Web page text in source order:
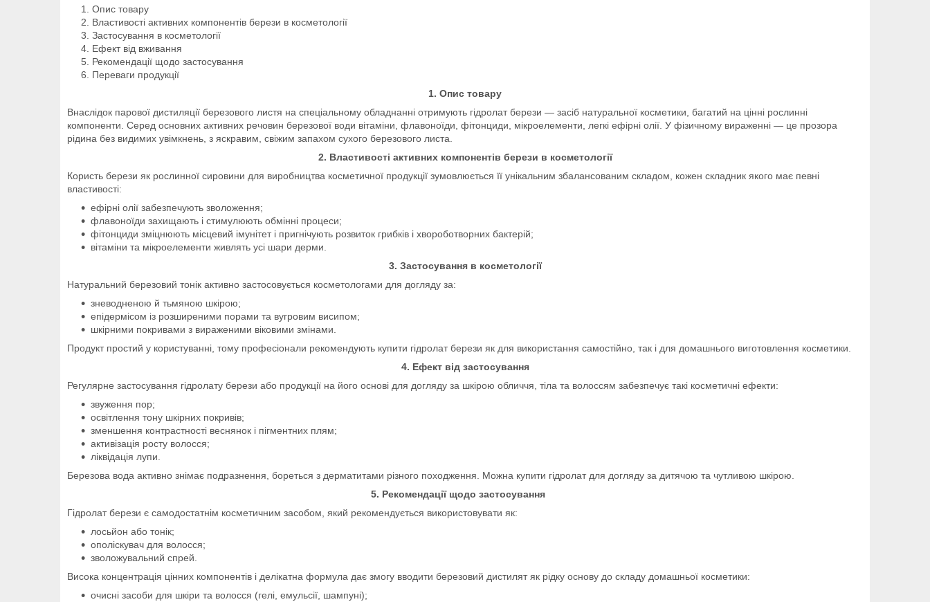
Опис товару
Властивості активних компонентів берези в косметології
Застосування в косметології
Ефект від вживання
Рекомендації щодо застосування
Переваги продукції
1. Опис товару
Внаслідок парової дистиляції березового листя на спеціальному обладнанні отримують гідролат берези — засіб натуральної косметики, багатий на цінні рослинні
компоненти. Серед основних активних речовин березової води вітаміни, флавоноїди, фітонциди, мікроелементи, легкі ефірні олії. У фізичному вираженні — це прозора
рідина без видимих увімкнень, з яскравим, свіжим запахом сухого березового листа.
2. Властивості активних компонентів берези в косметології
Користь берези як рослинної сировини для виробництва косметичної продукції зумовлюється її унікальним збалансованим складом, кожен складник якого має певні
властивості:
ефірні олії забезпечують зволоження;
флавоноїди захищають і стимулюють обмінні процеси;
фітонциди зміцнюють місцевий імунітет і пригнічують розвиток грибків і хвороботворних бактерій;
вітаміни та мікроелементи живлять усі шари дерми.
3. Застосування в косметології
Натуральний березовий тонік активно застосовується косметологами для догляду за:
зневодненою й тьмяною шкірою;
епідермісом із розширеними порами та вугровим висипом;
шкірними покривами з вираженими віковими змінами.
Продукт простий у користуванні, тому професіонали рекомендують купити гідролат берези як для використання самостійно, так і для домашнього виготовлення косметики.
4. Ефект від застосування
Регулярне застосування гідролату берези або продукції на його основі для догляду за шкірою обличчя, тіла та волоссям забезпечує такі косметичні ефекти:
звуження пор;
освітлення тону шкірних покривів;
зменшення контрастності веснянок і пігментних плям;
активізація росту волосся;
ліквідація лупи.
Березова вода активно знімає подразнення, бореться з дерматитами різного походження. Можна купити гідролат для догляду за дитячою та чутливою шкірою.
5. Рекомендації щодо застосування
Гідролат берези є самодостатнім косметичним засобом, який рекомендується використовувати як:
лосьйон або тонік;
ополіскувач для волосся;
зволожувальний спрей.
Висока концентрація цінних компонентів і делікатна формула дає змогу вводити березовий дистилят як рідку основу до складу домашньої косметики:
очисні засоби для шкіри та волосся (гелі, емульсії, шампуні);